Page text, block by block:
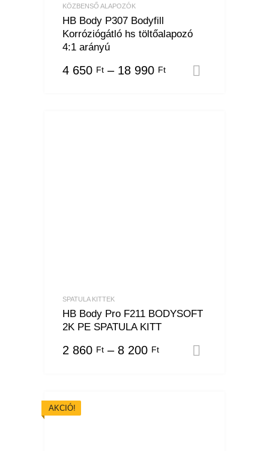
KÖZBENSŐ ALAPOZÓK
HB Body P307 Bodyfill
Korróziógátló hs töltőalapozó
4:1 arányú
4 650 Ft – 18 990 Ft
SPATULA KITTEK
HB Body Pro F211 BODYSOFT
2K PE SPATULA KITT
2 860 Ft – 8 200 Ft
AKCIÓ!